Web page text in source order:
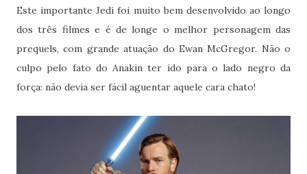
Este importante Jedi foi muito bem desenvolvido ao longo
dos três filmes e é de longe o melhor personagem das
prequels, com grande atuação do Ewan McGregor. Não o
culpo pelo fato do Anakin ter ido para o lado negro da
força: não devia ser fácil aguentar aquele cara chato!